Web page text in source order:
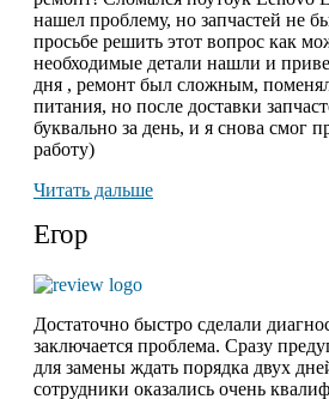
нашел проблему, но запчастей не
просьбе решить этот вопрос как
необходимые детали нашли и
дня , ремонт был сложным,
питания, но после доставки
буквально за день, и я снова смог
работу)
Читать дальше
Егор
Достаточно быстро сделали
заключается проблема. Сразу
для замены ждать порядка двух
сотрудники оказались очень